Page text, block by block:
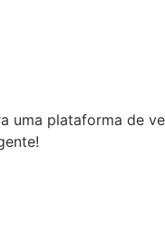
plataforma de